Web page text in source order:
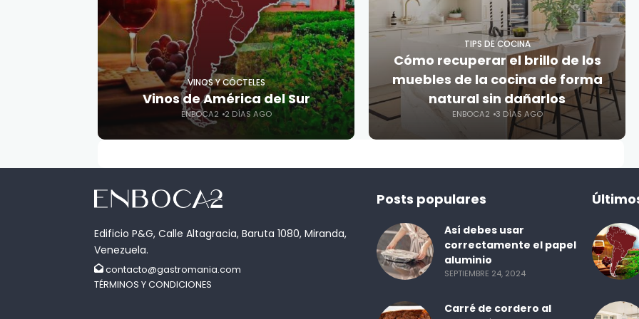
VINOS Y CÓCTELES
Vinos de América del Sur
ENBOCA2 2 DÍAS AGO
TIPS DE COCINA
Cómo recuperar el brillo de los
muebles de la cocina de forma
natural sin dañarlos
ENBOCA2 3 DÍAS AGO
Edificio P&G, Calle Altagracia, Baruta 1080, Miranda,
Venezuela.
contacto@gastromania.com
TÉRMINOS Y CONDICIONES
Posts populares
Así debes usar
correctamente el papel
aluminio
SEPTIEMBRE 24, 2024
Carré de cordero al